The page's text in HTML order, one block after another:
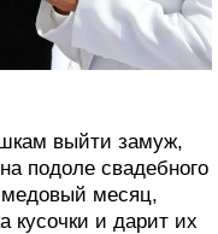
выйти замуж,
подоле свадебного
медовый месяц,
кусочки и дарит их